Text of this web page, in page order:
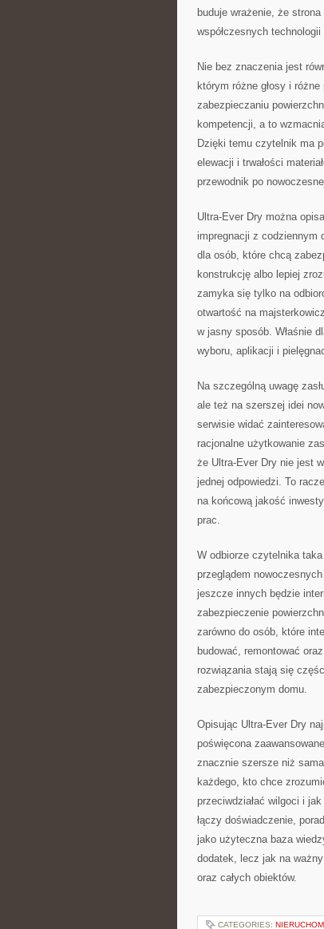
buduje wrażenie, że
współczesnych
Nie bez znaczenia jest
którym różne głosy i
zabezpieczaniu
kompetencji, a to
Dzięki temu czytelnik ma
elewacji i trwałości
przewodnik po
Ultra-Ever Dry można
impregnacji z codziennym
dla osób, które chcą
konstrukcję albo lepiej
zamyka się tylko na
otwartość na
w jasny sposób. Właśnie
wyboru, aplikacji i
Na szczególną uwagę
ale też na szerszej idei
serwisie widać
racjonalne użytkowanie
że Ultra-Ever Dry nie jest
jednej odpowiedzi. To
na końcową jakość
prac.
W odbiorze czytelnika
przeglądem
jeszcze innych będzie
zabezpieczenie
zarówno do osób, które
budować, remontować
rozwiązania stają się
zabezpieczonym domu.
Opisując Ultra-Ever Dry
poświęcona
znacznie szersze niż
każdego, kto chce
przeciwdziałać wilgoci i
łączy doświadczenie,
jako użyteczna baza
dodatek, lecz jak na
oraz całych obiektów.
CATEGORIES: